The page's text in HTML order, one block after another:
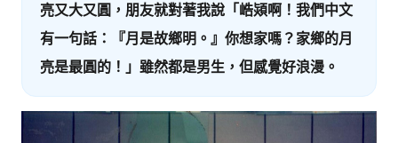
亮又大又圓，朋友就對著我說「峼熲啊！我們中文
有一句話：『月是故鄉明。』你想家嗎？家鄉的月
亮是最圓的！」雖然都是男生，但感覺好浪漫。